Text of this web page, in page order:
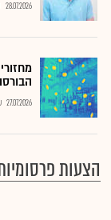
28.07.2026
27.07.2026
הצעות